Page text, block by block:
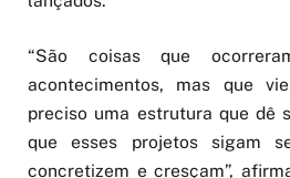
“São coisas que
acontecimentos, mas que
preciso uma estrutura que dê
que esses projetos sigam
concretizem e cresçam”,